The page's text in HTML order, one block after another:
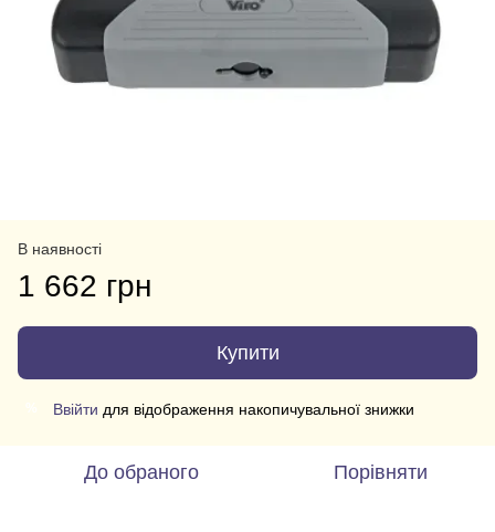
В наявності
1 662 грн
Купити
Ввійти для відображення накопичувальної знижки
До обраного Порівняти